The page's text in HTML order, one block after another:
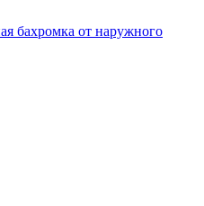
бахромка от наружного